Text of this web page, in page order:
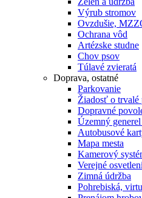
Výrub stromov
Ovzdušie,
Ochrana vôd
Artézske studne
Chov psov
Túlavé zvieratá
Doprava, ostatné
Parkovanie
Žiadosť o trvalé
Dopravné
Územný
Autobusové
Mapa mesta
Kamerový
Verejné
Zimná údržba
Pohrebiská,